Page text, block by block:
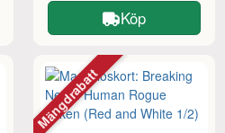
Köp
Mängdrabatt